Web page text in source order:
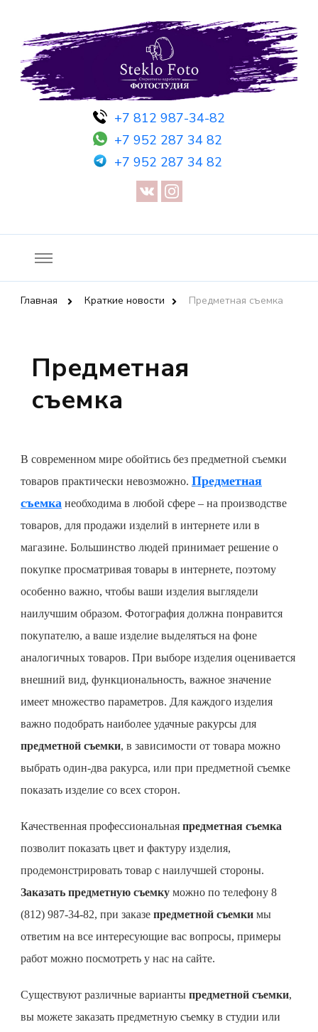
+7 812 987-34-82
+7 952 287 34 82
+7 952 287 34 82
Фотостудия SF
Фотосессия в студии СПб — Фотосессия в Санкт-Петербурге
— Предметная съемка — Невидимый манекен — Прозрачный
манекен — Сертификат на фотосессию
Главная Краткие новости Предметная съемка
Предметная
съемка
В современном мире обойтись без предметной съемки
товаров практически невозможно. Предметная
съемка необходима в любой сфере – на производстве
товаров, для продажи изделий в интернете или в
магазине. Большинство людей принимает решение о
покупке просматривая товары в интернете, поэтому
особенно важно, чтобы ваши изделия выглядели
наилучшим образом. Фотография должна понравится
покупателю, а ваше изделие выделяться на фоне
аналогичных товаров. При выборе изделия оценивается
внешний вид, функциональность, важное значение
имеет множество параметров. Для каждого изделия
важно подобрать наиболее удачные ракурсы для
предметной съемки, в зависимости от товара можно
выбрать один-два ракурса, или при предметной съемке
показать изделие со всех сторон.
Качественная профессиональная предметная съемка
позволит показать цвет и фактуру изделия,
продемонстрировать товар с наилучшей стороны.
Заказать предметную съемку можно по телефону 8
(812) 987-34-82, при заказе предметной съемки мы
ответим на все интересующие вас вопросы, примеры
работ можно посмотреть у нас на сайте.
Существуют различные варианты предметной съемки,
вы можете заказать предметную съемку в студии или